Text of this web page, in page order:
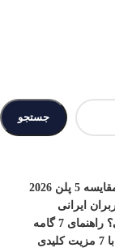
جستجو
7 گامه